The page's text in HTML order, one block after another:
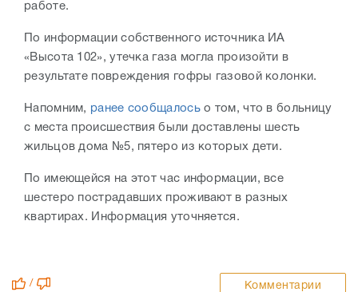
работе.
По информации собственного источника ИА
«Высота 102», утечка газа могла произойти в
результате повреждения гофры газовой колонки.
Напомним, ранее сообщалосьо том, что в больницу
с места происшествия были доставлены шесть
жильцов дома №5, пятеро из которых дети.
По имеющейся на этот час информации, все
шестеро пострадавших проживают в разных
квартирах. Информация уточняется.
/ Комментарии